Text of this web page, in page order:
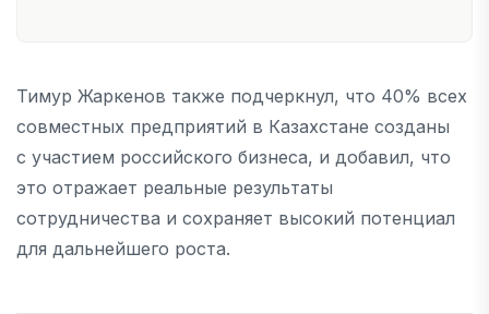
Тимур Жаркенов также подчеркнул, что 40% всех
совместных предприятий в Казахстане созданы
с участием российского бизнеса, и добавил, что
это отражает реальные результаты
сотрудничества и сохраняет высокий потенциал
для дальнейшего роста.